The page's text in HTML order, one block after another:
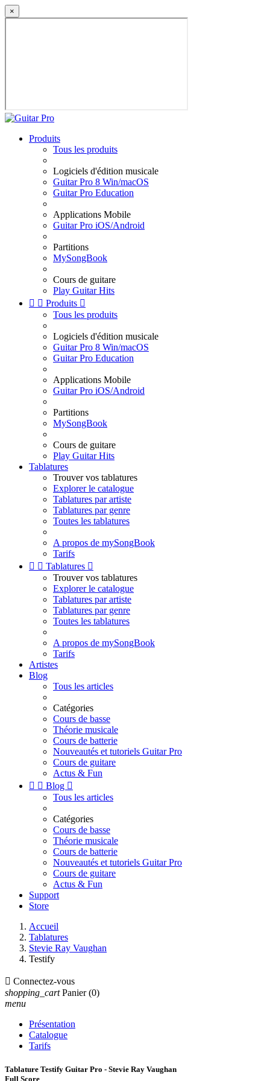
×
Produits
Tous les produits
Logiciels d'édition musicale
Guitar Pro 8 Win/macOS
Guitar Pro Education
Applications Mobile
Guitar Pro iOS/Android
Partitions
MySongBook
Cours de guitare
Play Guitar Hits
  Produits 
Tous les produits
Logiciels d'édition musicale
Guitar Pro 8 Win/macOS
Guitar Pro Education
Applications Mobile
Guitar Pro iOS/Android
Partitions
MySongBook
Cours de guitare
Play Guitar Hits
Tablatures
Trouver vos tablatures
Explorer le catalogue
Tablatures par artiste
Tablatures par genre
Toutes les tablatures
A propos de mySongBook
Tarifs
  Tablatures 
Trouver vos tablatures
Explorer le catalogue
Tablatures par artiste
Tablatures par genre
Toutes les tablatures
A propos de mySongBook
Tarifs
Artistes
Blog
Tous les articles
Catégories
Cours de basse
Théorie musicale
Cours de batterie
Nouveautés et tutoriels Guitar Pro
Cours de guitare
Actus & Fun
  Blog 
Tous les articles
Catégories
Cours de basse
Théorie musicale
Cours de batterie
Nouveautés et tutoriels Guitar Pro
Cours de guitare
Actus & Fun
Support
Store
Accueil
Tablatures
Stevie Ray Vaughan
Testify
 Connectez-vous
shopping_cart Panier (0)
menu
Présentation
Catalogue
Tarifs
Tablature Testify Guitar Pro - Stevie Ray Vaughan
Full Score